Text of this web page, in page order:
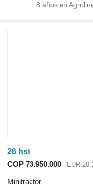
8 años en
26 hst
COP 73.950.000
EUR
Minitractor